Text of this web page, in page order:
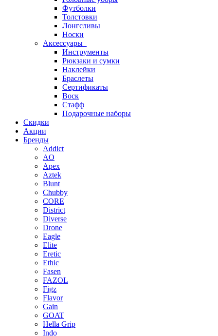
Футболки
Толстовки
Лонгсливы
Носки
Аксессуары
Инструменты
Рюкзаки и сумки
Наклейки
Браслеты
Сертификаты
Воск
Стафф
Подарочные наборы
Скидки
Акции
Бренды
Addict
AO
Apex
Aztek
Blunt
Chubby
CORE
District
Diverse
Drone
Eagle
Elite
Eretic
Ethic
Fasen
FAZOL
Figz
Flavor
Gain
GOAT
Hella Grip
Indo